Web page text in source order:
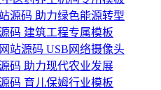
源码 助力绿色能源转型
码 建筑工程专属模板
站源码 USB网络摄像头
码 助力现代农业发展
码 育儿保姆行业模板